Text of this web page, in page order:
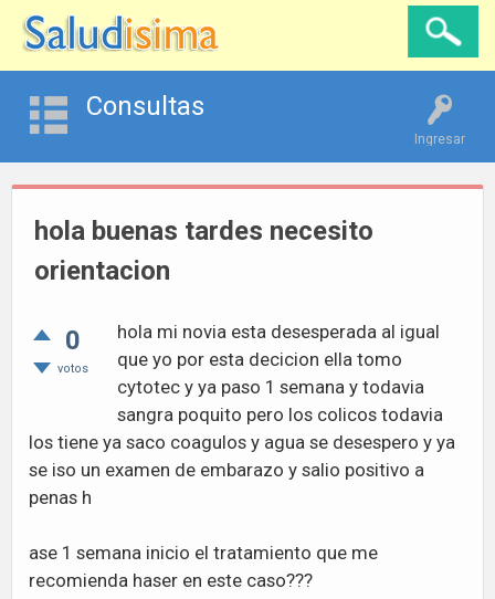
Ingresar
Consultas
hola buenas tardes necesito
orientacion
0
votos
hola mi novia esta desesperada al igual
que yo por esta decicion ella tomo
cytotec y ya paso 1 semana y todavia
sangra poquito pero los colicos todavia
los tiene ya saco coagulos y agua se desespero y ya
se iso un examen de embarazo y salio positivo a
penas h
ase 1 semana inicio el tratamiento que me
recomienda haser en este caso???